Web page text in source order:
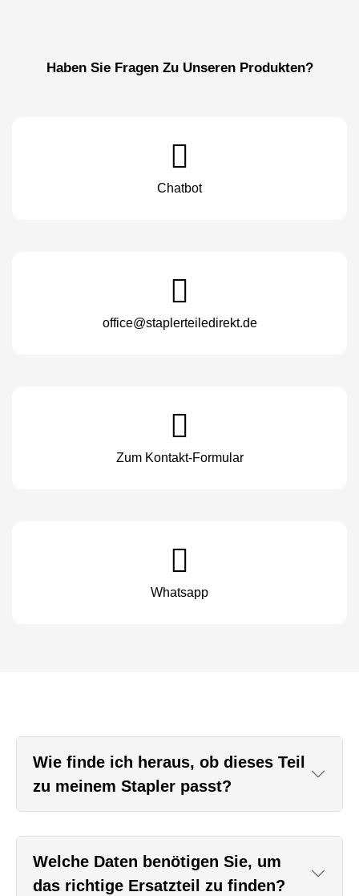
Haben Sie Fragen Zu Unseren Produkten?
Chatbot
office@staplerteiledirekt.de
Zum Kontakt-Formular
Whatsapp
Wie finde ich heraus, ob dieses Teil
zu meinem Stapler passt?
Welche Daten benötigen Sie, um
das richtige Ersatzteil zu finden?